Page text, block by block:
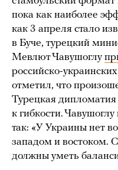
пока как наиболее
как 3 апреля стало
в Буче, турецкий
Мевлют Чавушоглу
российско-
отметил, что
Турецкая
к гибкости.
так: «У Украины нет
западом и востоком.
должны уметь